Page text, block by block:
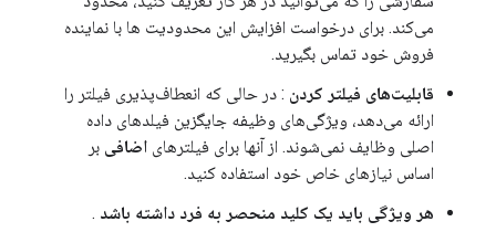
می‌کند. برای درخواست افزایش این محدودیت ها با نماینده
فروش خود تماس بگیرید.
قابلیت‌های فیلتر کردن : در حالی که انعطاف‌پذیری فیلتر را
ارائه می‌دهد، ویژگی‌های وظیفه جایگزین فیلدهای داده
اصلی وظایف نمی‌شوند. از آنها برای فیلترهای اضافی بر
اساس نیازهای خاص خود استفاده کنید.
هر ویژگی باید یک کلید منحصر به فرد داشته باشد .